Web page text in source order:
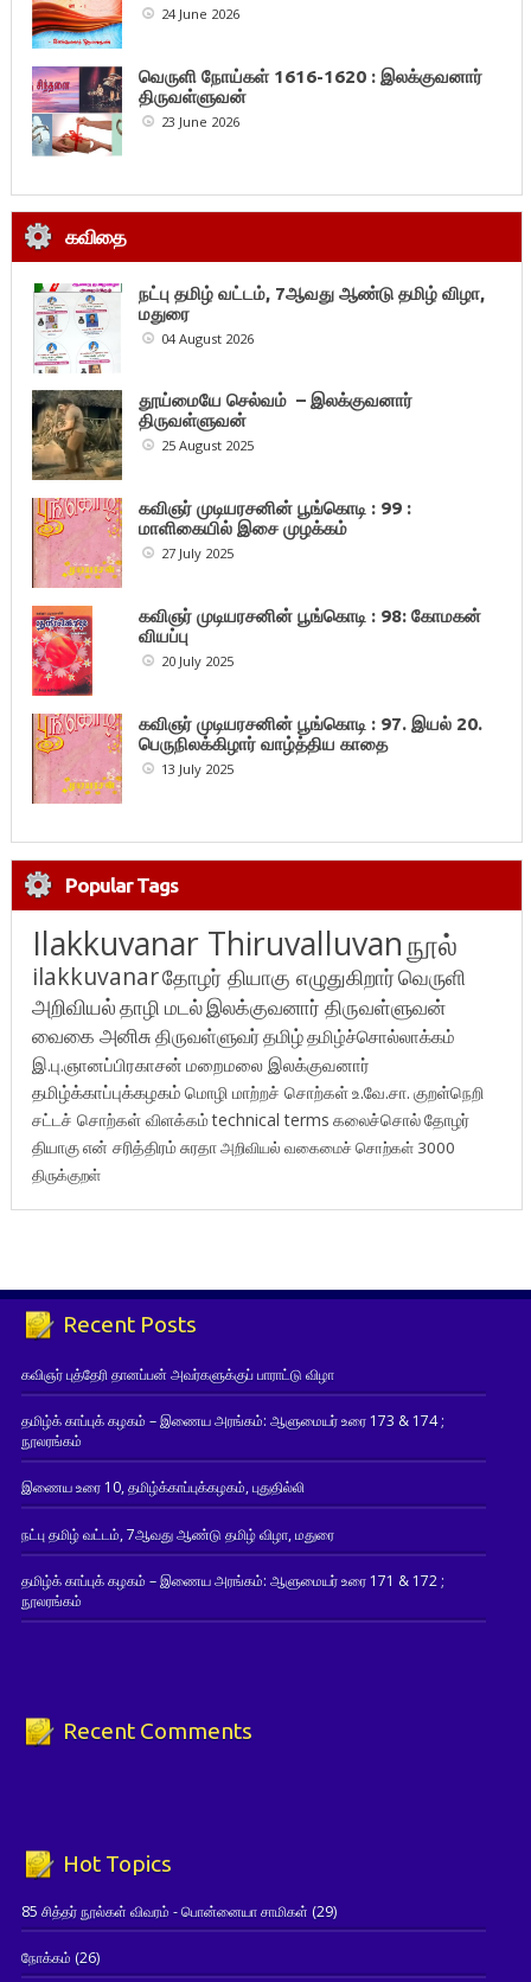
24 June 2026
வெருளி நோய்கள் 1616-1620 : இலக்குவனார்
திருவள்ளுவன்
23 June 2026
கவிதை
நட்பு தமிழ் வட்டம், 7ஆவது ஆண்டு தமிழ் விழா,
மதுரை
04 August 2026
தூய்மையே செல்வம் – இலக்குவனார்
திருவள்ளுவன்
25 August 2025
கவிஞர் முடியரசனின் பூங்கொடி : 99 :
மாளிகையில் இசை முழக்கம்
27 July 2025
கவிஞர் முடியரசனின் பூங்கொடி : 98: கோமகன்
வியப்பு
20 July 2025
கவிஞர் முடியரசனின் பூங்கொடி : 97. இயல் 20.
பெருநிலக்கிழார் வாழ்த்திய காதை
13 July 2025
Popular Tags
Ilakkuvanar Thiruvalluvanநூல்
ilakkuvanarதோழர் தியாகு எழுதுகிறார்வெருளி
அறிவியல்தாழி மடல்இலக்குவனார் திருவள்ளுவன்
வைகை அனிசுதிருவள்ளுவர்தமிழ்தமிழ்ச்சொல்லாக்கம்
இ.பு.ஞானப்பிரகாசன் மறைமலை இலக்குவனார்
தமிழ்க்காப்புக்கழகம் மொழி மாற்றச் சொற்கள்உ.வே.சா. குறள்நெறி
சட்டச் சொற்கள் விளக்கம்technical terms கலைச்சொல்தோழர்
தியாகுஎன் சரித்திரம்சுரதாஅறிவியல் வகைமைச் சொற்கள் 3000
திருக்குறள்
Recent Posts
கவிஞர் புத்தேரி தானப்பன் அவர்களுக்குப் பாராட்டு விழா
தமிழ்க் காப்புக் கழகம் – இணைய அரங்கம்: ஆளுமையர் உரை 173 & 174 ;
நூலரங்கம்
இணைய உரை 10, தமிழ்க்காப்புக்கழகம், புதுதில்லி
நட்பு தமிழ் வட்டம், 7ஆவது ஆண்டு தமிழ் விழா, மதுரை
தமிழ்க் காப்புக் கழகம் – இணைய அரங்கம்: ஆளுமையர் உரை 171 & 172 ;
நூலரங்கம்
Recent Comments
Hot Topics
85 சித்தர் நூல்கள் விவரம் - பொன்னையா சாமிகள் (29)
நோக்கம் (26)